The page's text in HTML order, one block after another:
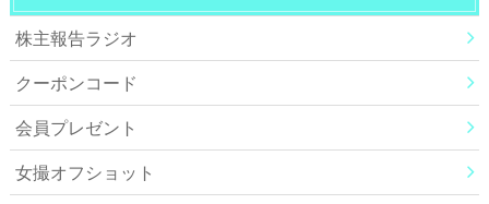
株主報告ラジオ
クーポンコード
会員プレゼント
女撮オフショット